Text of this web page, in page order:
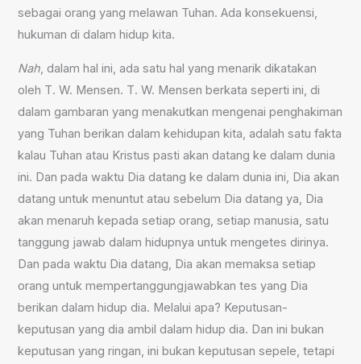
sebagai orang yang melawan Tuhan. Ada konsekuensi,
hukuman di dalam hidup kita.
Nah, dalam hal ini, ada satu hal yang menarik dikatakan
oleh T. W. Mensen. T. W. Mensen berkata seperti ini, di
dalam gambaran yang menakutkan mengenai penghakiman
yang Tuhan berikan dalam kehidupan kita, adalah satu fakta
kalau Tuhan atau Kristus pasti akan datang ke dalam dunia
ini. Dan pada waktu Dia datang ke dalam dunia ini, Dia akan
datang untuk menuntut atau sebelum Dia datang ya, Dia
akan menaruh kepada setiap orang, setiap manusia, satu
tanggung jawab dalam hidupnya untuk mengetes dirinya.
Dan pada waktu Dia datang, Dia akan memaksa setiap
orang untuk mempertanggungjawabkan tes yang Dia
berikan dalam hidup dia. Melalui apa? Keputusan-
keputusan yang dia ambil dalam hidup dia. Dan ini bukan
keputusan yang ringan, ini bukan keputusan sepele, tetapi